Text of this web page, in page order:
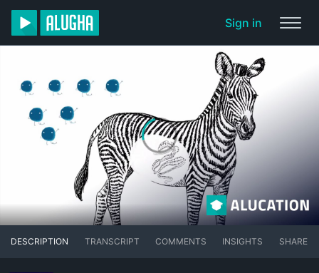
Sign in
DESCRIPTION TRANSCRIPT COMMENTS INSIGHTS SHARE